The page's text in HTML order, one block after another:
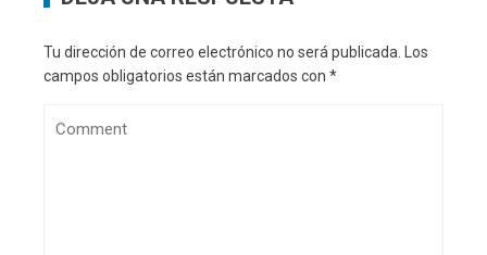
Tu dirección de correo electrónico no será publicada.
Los
campos obligatorios están marcados con *